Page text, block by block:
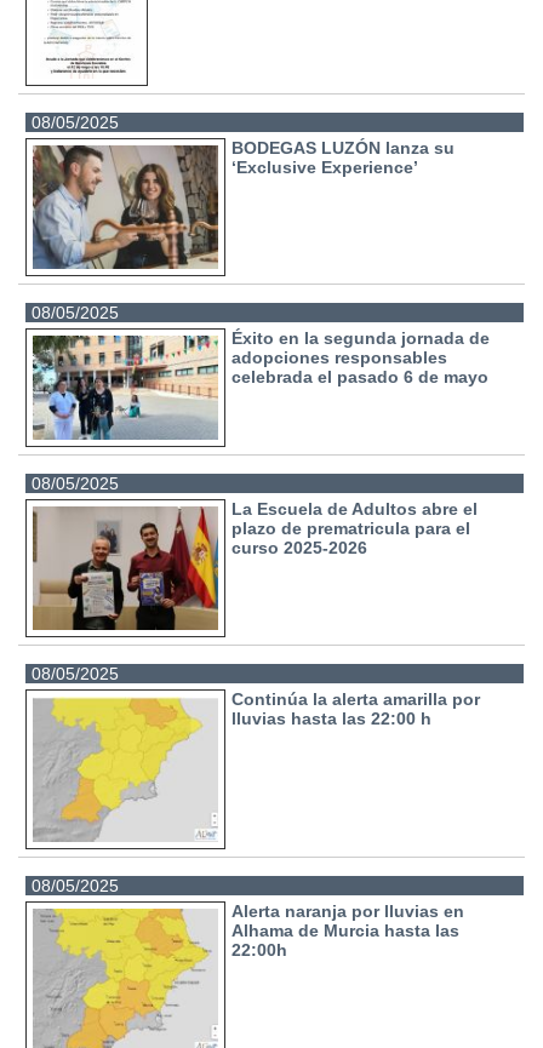
08/05/2025
BODEGAS LUZÓN lanza su
‘Exclusive Experience’
08/05/2025
Éxito en la segunda jornada de
adopciones responsables
celebrada el pasado 6 de mayo
08/05/2025
La Escuela de Adultos abre el
plazo de prematricula para el
curso 2025-2026
08/05/2025
Continúa la alerta amarilla por
lluvias hasta las 22:00 h
08/05/2025
Alerta naranja por lluvias en
Alhama de Murcia hasta las
22:00h